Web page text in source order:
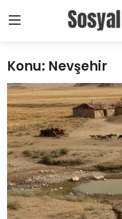
Giriş Yap
Ana Sayfa
Haberler
Toplumsal
Bireysel
Sektörel
Konu: Nevşehir